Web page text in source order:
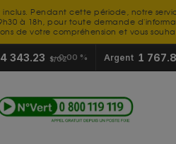
Pendant cette période, notre
à 18h, pour toute demande
de votre compréhension et vous
4 343.23 $/OZ0.00 % Argent 1